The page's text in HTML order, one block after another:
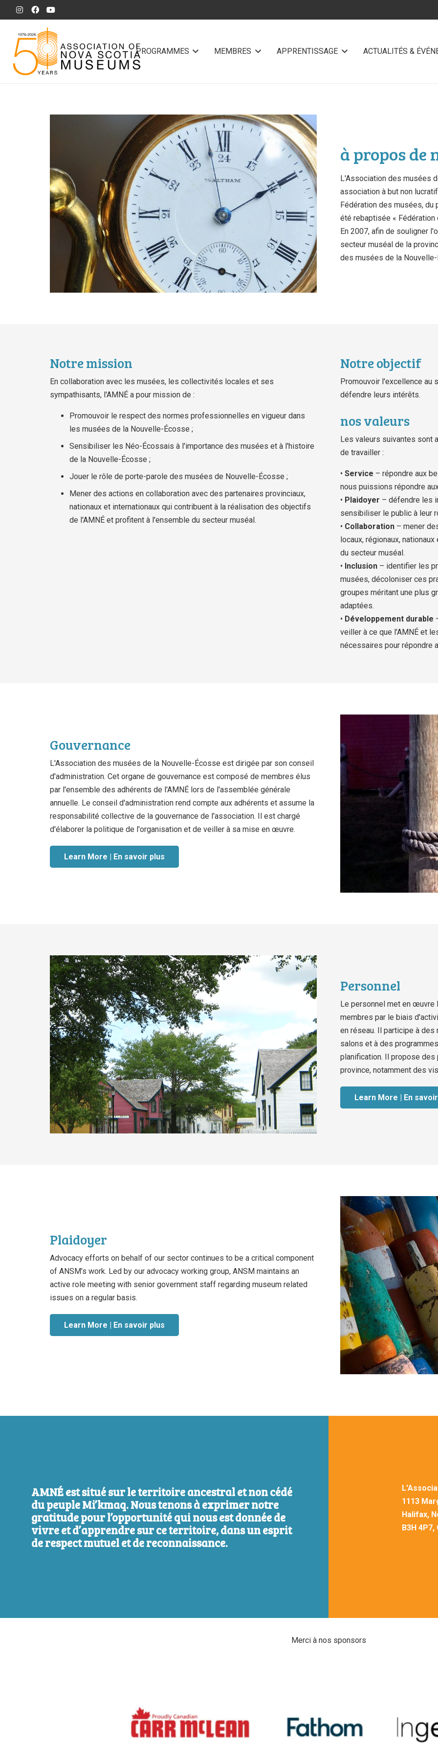
PROGRAMMES MEMBRES APPRENTISSAGE ACTUALITÉS &
à propos de
L'Association des musées
association à but non
Fédération des musées,
été rebaptisée «
En 2007, afin de souligner
secteur muséal de la
des musées de la
Notre mission
En collaboration avec les musées, les collectivités locales et ses
sympathisants, l'AMNÉ a pour mission de :
Promouvoir le respect des normes professionnelles en vigueur dans
les musées de la Nouvelle-Écosse ;
Sensibiliser les Néo-Écossais à l'importance des musées et à l'histoire
de la Nouvelle-Écosse ;
Jouer le rôle de porte-parole des musées de Nouvelle-Écosse ;
Mener des actions en collaboration avec des partenaires provinciaux,
nationaux et internationaux qui contribuent à la réalisation des objectifs
de l'AMNÉ et profitent à l'ensemble du secteur muséal.
Notre objectif
Promouvoir l'excellence au
défendre leurs intérêts.
nos valeurs
Les valeurs suivantes sont
de travailler :
• Service – répondre aux
nous puissions répondre
• Plaidoyer – défendre les
sensibiliser le public à leur
• Collaboration – mener
locaux, régionaux,
du secteur muséal.
• Inclusion – identifier les
musées, décoloniser ces
groupes méritant une plus
adaptées.
• Développement durable
veiller à ce que l'AMNÉ et
nécessaires pour répondre
Gouvernance
L'Association des musées de la Nouvelle-Écosse est dirigée par son conseil
d'administration. Cet organe de gouvernance est composé de membres élus
par l'ensemble des adhérents de l'AMNÉ lors de l'assemblée générale
annuelle. Le conseil d'administration rend compte aux adhérents et assume la
responsabilité collective de la gouvernance de l'association. Il est chargé
d'élaborer la politique de l'organisation et de veiller à sa mise en œuvre.
Learn More | En savoir plus
Personnel
Le personnel met en
membres par le biais
en réseau. Il participe à
salons et à des
planification. Il propose
province, notamment des
Learn More | En
Plaidoyer
Advocacy efforts on behalf of our sector continues to be a critical component
of ANSM’s work. Led by our advocacy working group, ANSM maintains an
active role meeting with senior government staff regarding museum related
issues on a regular basis.
Learn More | En savoir plus
AMNÉ est situé sur le territoire ancestral et non cédé
du peuple Mi’kmaq. Nous tenons à exprimer notre
gratitude pour l’opportunité qui nous est donnée de
vivre et d’apprendre sur ce territoire, dans un esprit
de respect mutuel et de reconnaissance.
1113
Halifax,
B3H 4P7,
Merci à nos sponsors